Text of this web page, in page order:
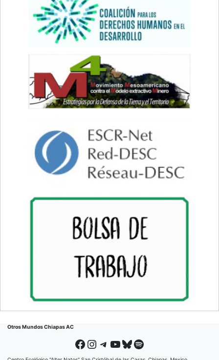
Otros Mundos Chiapas AC
Facebook Instagram Telegram YouTube Bluesky Spotify